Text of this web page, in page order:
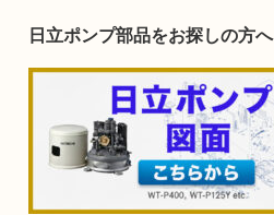
日立ポンプ部品をお探しの方へ